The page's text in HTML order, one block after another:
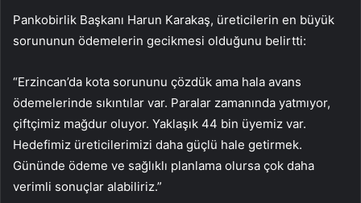
Pankobirlik Başkanı Harun Karakaş, üreticilerin en büyük
sorununun ödemelerin gecikmesi olduğunu belirtti:
“Erzincan’da kota sorununu çözdük ama hala avans
ödemelerinde sıkıntılar var. Paralar zamanında yatmıyor,
çiftçimiz mağdur oluyor. Yaklaşık 44 bin üyemiz var.
Hedefimiz üreticilerimizi daha güçlü hale getirmek.
Gününde ödeme ve sağlıklı planlama olursa çok daha
verimli sonuçlar alabiliriz.”